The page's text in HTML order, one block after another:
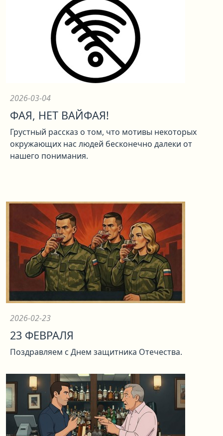
2026-03-04
ФАЯ, НЕТ ВАЙФАЯ!
Грустный рассказ о том, что мотивы некоторых
окружающих нас людей бесконечно далеки от
нашего понимания.
2026-02-23
23 ФЕВРАЛЯ
Поздравляем с Днем защитника Отечества.